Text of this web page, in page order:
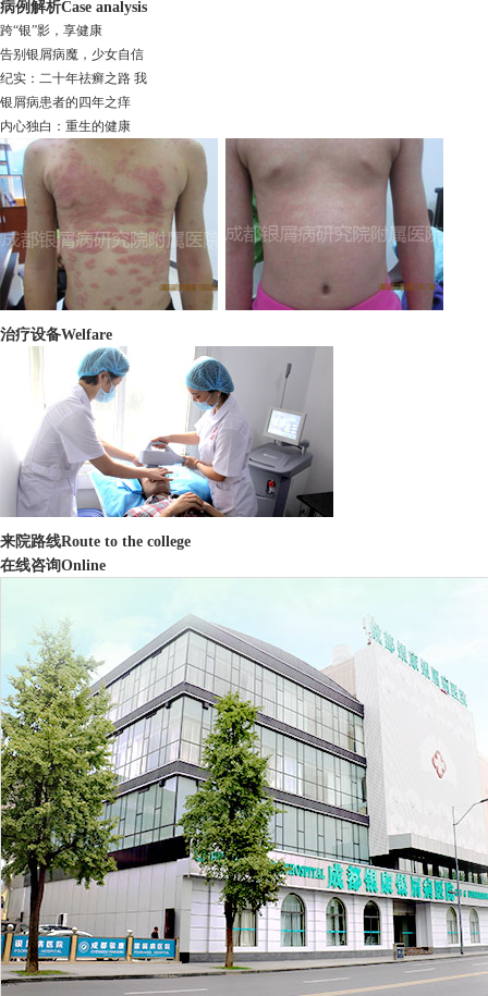
病例解析Case analysis
跨“银”影，享健康
告别银屑病魔，少女自信
纪实：二十年祛癣之路 我
银屑病患者的四年之痒
内心独白：重生的健康
治疗设备Welfare
来院路线Route to the college
在线咨询Online